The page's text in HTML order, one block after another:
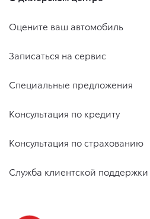
Оцените ваш автомобиль
Записаться на сервис
Специальные предложения
Консультация по кредиту
Консультация по страхованию
Служба клиентской поддержки